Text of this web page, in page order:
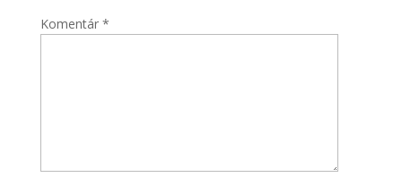
Komentár *
webovej
funkčnosť